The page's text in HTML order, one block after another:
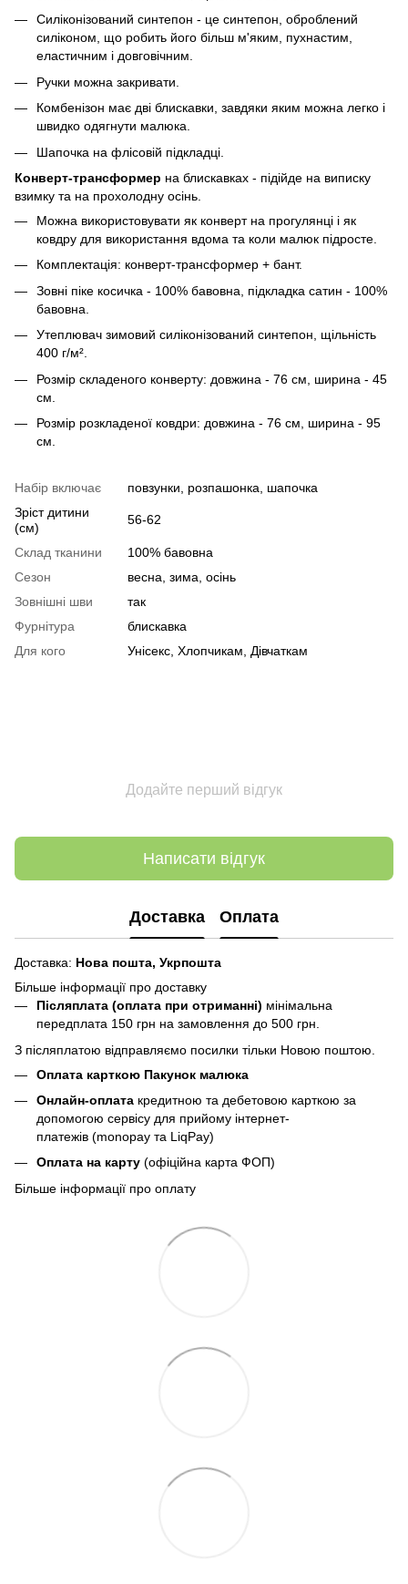
Силіконізований синтепон - це синтепон, оброблений
силіконом, що робить його більш м'яким, пухнастим,
еластичним і довговічним.
Ручки можна закривати.
Комбенізон має дві блискавки, завдяки яким можна легко і
швидко одягнути малюка.
Шапочка на флісовій підкладці.
Конверт-трансформер на блискавках - підійде на виписку
взимку та на прохолодну осінь.
Можна використовувати як конверт на прогулянці і як
ковдру для використання вдома та коли малюк підросте.
Комплектація: конверт-трансформер + бант.
Зовні піке косичка - 100% бавовна, підкладка сатин - 100%
бавовна.
Утеплювач зимовий силіконізований синтепон, щільність
400 г/м².
Розмір складеного конверту: довжина - 76 см, ширина - 45
см.
Розмір розкладеної ковдри: довжина - 76 см, ширина - 95
см.
Набір включає
повзунки, розпашонка, шапочка
Зріст дитини
(см)
56-62
Склад тканини
100% бавовна
Сезон
весна, зима, осінь
Зовнішні шви
так
Фурнітура
блискавка
Для кого
Унісекс, Хлопчикам, Дівчаткам
Додайте перший відгук
Написати відгук
Доставка Оплата
Доставка: Нова пошта, Укрпошта
Більше інформації про доставку
Післяплата (оплата при отриманні) мінімальна
передплата 150 грн на замовлення до 500 грн.
З післяплатою відправляємо посилки тільки Новою поштою.
Оплата карткою Пакунок малюка
Онлайн-оплата кредитною та дебетовою карткою за
допомогою сервісу для прийому інтернет-
платежів (monopay та LiqPay)
Оплата на карту (офіційна карта ФОП)
Більше інформації про оплату